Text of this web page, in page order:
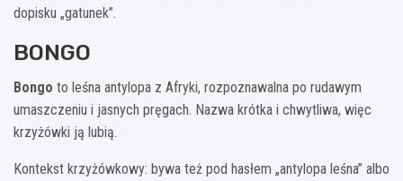
dopisku „gatunek”.
BONGO
Bongo to leśna antylopa z Afryki, rozpoznawalna po rudawym
umaszczeniu i jasnych pręgach. Nazwa krótka i chwytliwa, więc
krzyżówki ją lubią.
Kontekst krzyżówkowy: bywa też pod hasłem „antylopa leśna” albo